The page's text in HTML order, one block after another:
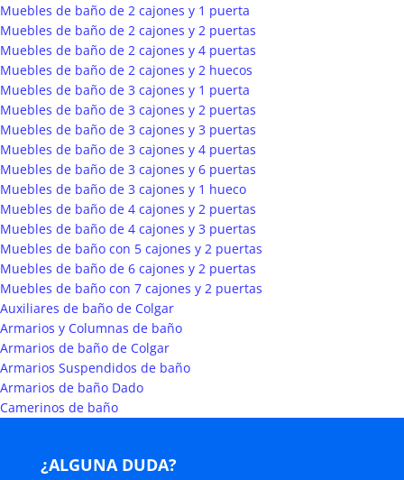
Muebles de baño de 2 cajones y 1 puerta
Muebles de baño de 2 cajones y 2 puertas
Muebles de baño de 2 cajones y 4 puertas
Muebles de baño de 2 cajones y 2 huecos
Muebles de baño de 3 cajones y 1 puerta
Muebles de baño de 3 cajones y 2 puertas
Muebles de baño de 3 cajones y 3 puertas
Muebles de baño de 3 cajones y 4 puertas
Muebles de baño de 3 cajones y 6 puertas
Muebles de baño de 3 cajones y 1 hueco
Muebles de baño de 4 cajones y 2 puertas
Muebles de baño de 4 cajones y 3 puertas
Muebles de baño con 5 cajones y 2 puertas
Muebles de baño de 6 cajones y 2 puertas
Muebles de baño con 7 cajones y 2 puertas
Auxiliares de baño de Colgar
Armarios y Columnas de baño
Armarios de baño de Colgar
Armarios Suspendidos de baño
Armarios de baño Dado
Camerinos de baño
¿ALGUNA DUDA?